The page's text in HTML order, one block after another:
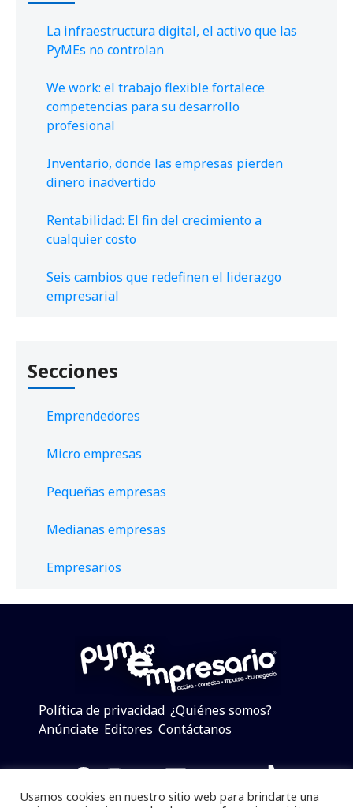
La infraestructura digital, el activo que las
PyMEs no controlan
We work: el trabajo flexible fortalece
competencias para su desarrollo
profesional
Inventario, donde las empresas pierden
dinero inadvertido
Rentabilidad: El fin del crecimiento a
cualquier costo
Seis cambios que redefinen el liderazgo
empresarial
Secciones
Emprendedores
Micro empresas
Pequeñas empresas
Medianas empresas
Empresarios
Política de privacidad ¿Quiénes somos?
Anúnciate Editores Contáctanos
Facebook
Instagram
Twitter
LinkedIn
Telegram
YouTube
TikTok
Usamos cookies en nuestro sitio web para brindarte una